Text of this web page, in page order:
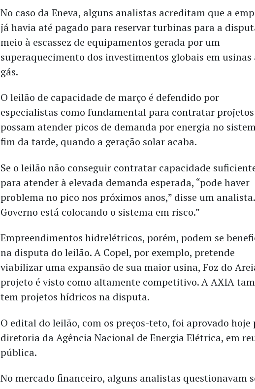
No caso da Eneva, alguns analistas acreditam que a
já havia até pagado para reservar turbinas para a
meio à escassez de equipamentos gerada por um
superaquecimento dos investimentos globais em usinas
gás.
O leilão de capacidade de março é defendido por
especialistas como fundamental para contratar
possam atender picos de demanda por energia no
fim da tarde, quando a geração solar acaba.
Se o leilão não conseguir contratar capacidade
para atender à elevada demanda esperada, “pode haver
problema no pico nos próximos anos,” disse um analista.
Governo está colocando o sistema em risco.”
Empreendimentos hidrelétricos, porém, podem se
na disputa do leilão. A Copel, por exemplo, pretende
viabilizar uma expansão de sua maior usina, Foz do
projeto é visto como altamente competitivo. A AXIA
tem projetos hídricos na disputa.
O edital do leilão, com os preços-teto, foi aprovado hoje
diretoria da Agência Nacional de Energia Elétrica, em
pública.
No mercado financeiro, alguns analistas questionavam